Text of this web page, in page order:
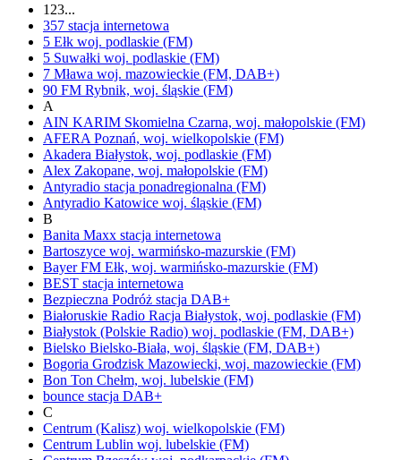
123...
357 stacja internetowa
5 Ełk woj. podlaskie (FM)
5 Suwałki woj. podlaskie (FM)
7 Mława woj. mazowieckie (FM, DAB+)
90 FM Rybnik, woj. śląskie (FM)
A
AIN KARIM Skomielna Czarna, woj. małopolskie (FM)
AFERA Poznań, woj. wielkopolskie (FM)
Akadera Białystok, woj. podlaskie (FM)
Alex Zakopane, woj. małopolskie (FM)
Antyradio stacja ponadregionalna (FM)
Antyradio Katowice woj. śląskie (FM)
B
Banita Maxx stacja internetowa
Bartoszyce woj. warmińsko-mazurskie (FM)
Bayer FM Ełk, woj. warmińsko-mazurskie (FM)
BEST stacja internetowa
Bezpieczna Podróż stacja DAB+
Białoruskie Radio Racja Białystok, woj. podlaskie (FM)
Białystok (Polskie Radio) woj. podlaskie (FM, DAB+)
Bielsko Bielsko-Biała, woj. śląskie (FM, DAB+)
Bogoria Grodzisk Mazowiecki, woj. mazowieckie (FM)
Bon Ton Chełm, woj. lubelskie (FM)
bounce stacja DAB+
C
Centrum (Kalisz) woj. wielkopolskie (FM)
Centrum Lublin woj. lubelskie (FM)